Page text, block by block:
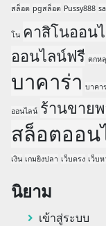
สล็อต pgสล็อต Pussy888
โน คาสิโนออน
ออนไลน์ฟรี ตกห
บาคาร่า บาคา
ออนไลน์ ร้านขาย
สล็อตออน
เงิน เกมยิงปลา เว็บตรง เว็บ
นิยาม
เข้าสู่ระบบ